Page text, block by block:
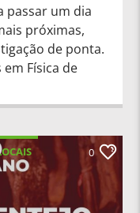
passar um dia
próximas,
de ponta.
Física de
0